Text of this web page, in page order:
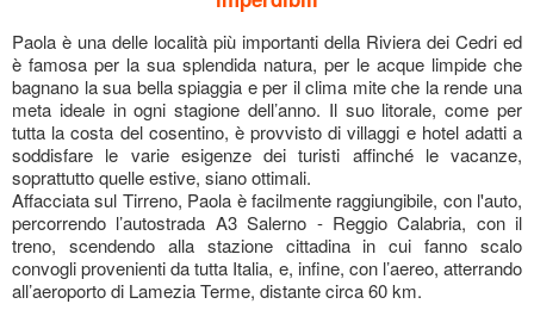
Paola è una delle località più importanti della Riviera dei Cedri ed
è famosa per la sua splendida natura, per le acque limpide che
bagnano la sua bella spiaggia e per il clima mite che la rende una
meta ideale in ogni stagione dell’anno. Il suo litorale, come per
tutta la costa del cosentino, è provvisto divillaggi e hoteladatti a
soddisfare le varie esigenze dei turisti affinché le vacanze,
soprattutto quelle estive, siano ottimali.
Affacciata sul Tirreno, Paola è facilmente raggiungibile, con l'auto,
percorrendo l’autostrada A3 Salerno - Reggio Calabria, con il
treno, scendendo alla stazione cittadina in cui fanno scalo
convogli provenienti da tutta Italia, e, infine, con l’aereo, atterrando
all’aeroporto di Lamezia Terme, distante circa 60 km.